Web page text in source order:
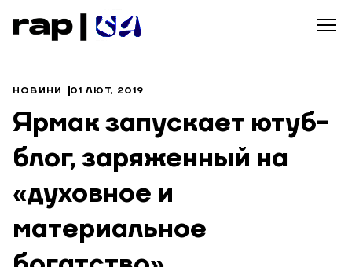
НОВИНИ 01 ЛЮТ, 2019
Ярмак запускает ютуб-
блог, заряженный на
«духовное и
материальное